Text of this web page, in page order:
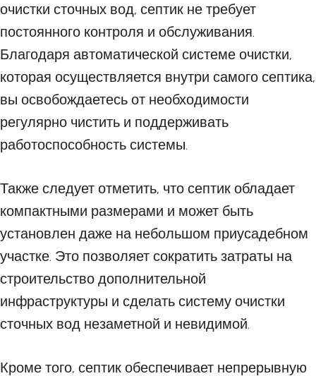
очистки сточных вод, септик не требует
постоянного контроля и обслуживания.
Благодаря автоматической системе очистки,
которая осуществляется внутри самого септика,
вы освобождаетесь от необходимости
регулярно чистить и поддерживать
работоспособность системы.
Также следует отметить, что септик обладает
компактными размерами и может быть
установлен даже на небольшом приусадебном
участке. Это позволяет сократить затраты на
строительство дополнительной
инфраструктуры и сделать систему очистки
сточных вод незаметной и невидимой.
Кроме того, септик обеспечивает непрерывную